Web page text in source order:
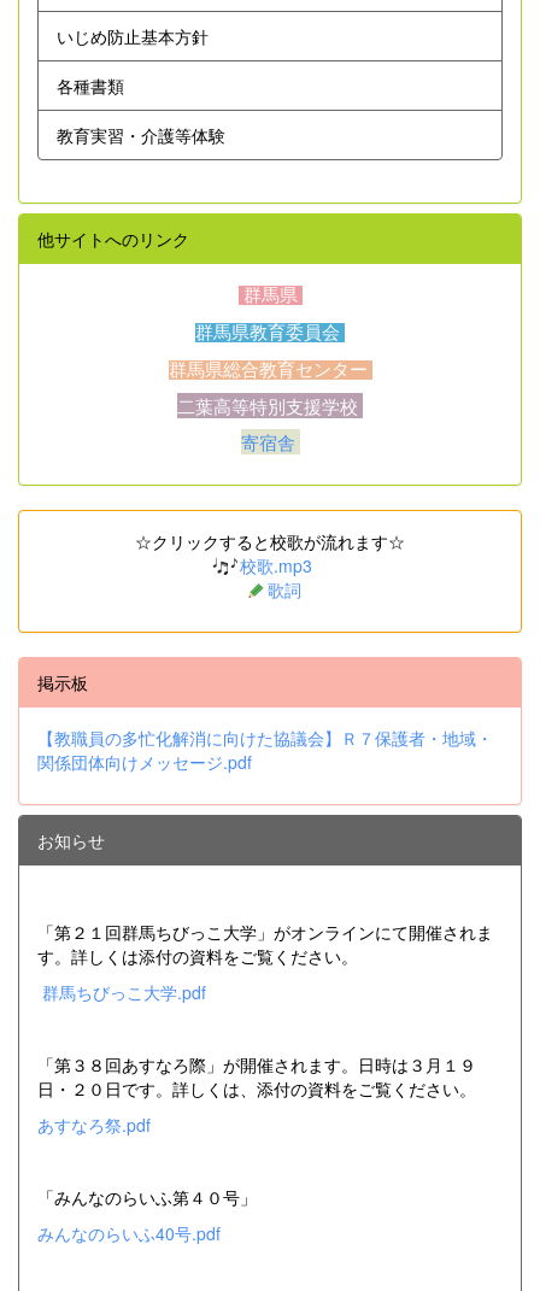
いじめ防止基本方針
各種書類
教育実習・介護等体験
他サイトへのリンク
群馬県
群馬県教育委員会
群馬県総合教育センター
二葉高等特別支援学校
寄宿舎
☆クリックすると校歌が流れます☆
校歌.mp3
歌詞
掲示板
【教職員の多忙化解消に向けた協議会】Ｒ７保護者・地域・
関係団体向けメッセージ.pdf
お知らせ
「第２１回群馬ちびっこ大学」がオンラインにて開催されま
す。詳しくは添付の資料をご覧ください。
群馬ちびっこ大学.pdf
「第３８回あすなろ際」が開催されます。日時は３月１９
日・２０日です。詳しくは、添付の資料をご覧ください。
あすなろ祭.pdf
「みんなのらいふ第４０号」
みんなのらいふ40号.pdf